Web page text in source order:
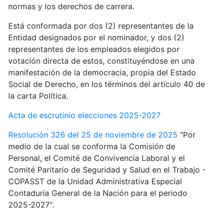
normas y los derechos de carrera.
Está conformada por dos (2) representantes de la
Entidad designados por el nominador, y dos (2)
representantes de los empleados elegidos por
votación directa de estos, constituyéndose en una
manifestación de la democracia, propia del Estado
Social de Derecho, en los términos del artículo 40 de
la carta Política.
Acta de escrutinio elecciones 2025-2027
Resolución 326 del 25 de noviembre de 2025 "Por
medio de la cual se conforma la Comisión de
Personal, el Comité de Convivencia Laboral y el
Comité Paritario de Seguridad y Salud en el Trabajo -
COPASST de la Unidad Administrativa Especial
Contaduría General de la Nación para el periodo
2025-2027".